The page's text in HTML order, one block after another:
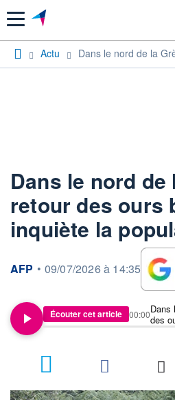
Menu
Actu Dans le nord de la
Dans le nord de
retour des ours
inquiète la
information fournie par
AFP • 09/07/2026 à 14:35
Écouter cet article
Dans
des
00:00